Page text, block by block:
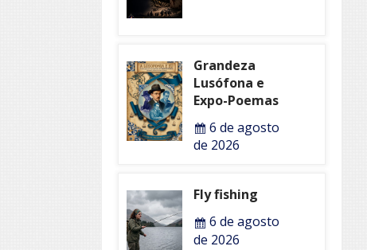
Grandeza
Lusófona e
Expo-Poemas
6 de agosto
de 2026
Fly fishing
6 de agosto
de 2026